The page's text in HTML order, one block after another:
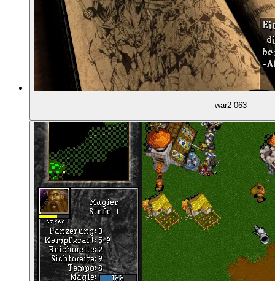
01:17:04 Aufbau der Siedlung
01:19:48 Angriff auf Alterac
01:21:45 Das Ende von Alterac
01:25:44 Seekampf und Wasserkarten
01:27:02 Ölförderung mit Bohrtürmen
01:28:00 Betonung des Seekampfs
01:31:43 Verschiedene Vorgehensweisen
war2 063